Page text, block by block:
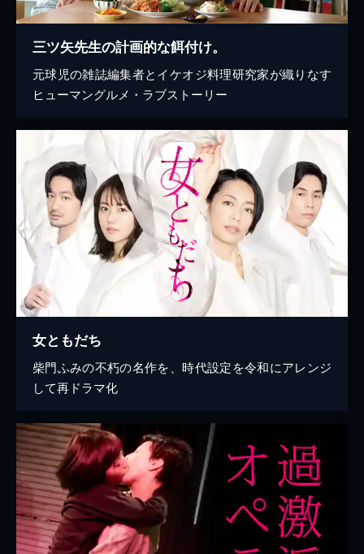
三ツ矢先生の計画的な餌付け。
元球児の雑誌編集者とイケオジ料理研究家が織りなす
ヒューマングルメ・ラブストーリー
女ともだち
柴門ふみの不朽の名作を、時代設定を令和にアレンジ
して再ドラマ化